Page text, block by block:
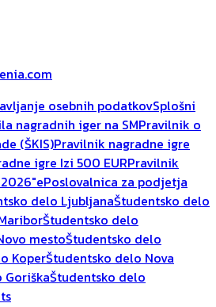
osebnih podatkovSplošni
nagradnih iger na SMPravilnik o
(ŠKIS)Pravilnik nagradne igre
igre Izi 500 EURPravilnik
ePoslovalnica za podjetja
delo LjubljanaŠtudentsko delo
Študentsko delo
mestoŠtudentsko delo
KoperŠtudentsko delo Nova
Študentsko delo